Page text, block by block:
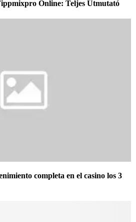
Online: Teljes Útmutató
completa en el casino los 3